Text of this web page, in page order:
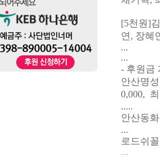
[5천원]
연 , 장혜
...
...
- 후원금
안산명
0,000,
.....
안산동
...
로드쉬
....